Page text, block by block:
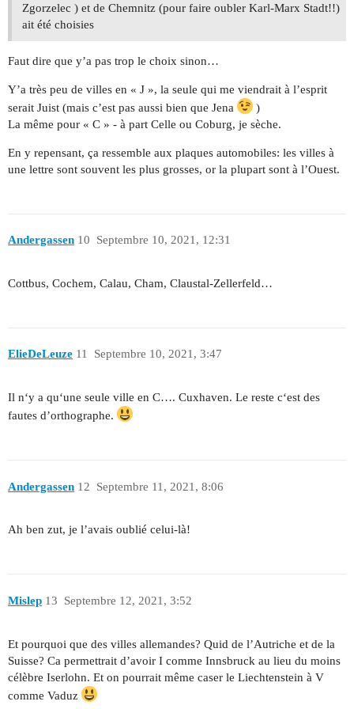
Zgorzelec ) et de Chemnitz (pour faire oubler Karl-Marx Stadt!!)
ait été choisies
Faut dire que y’a pas trop le choix sinon…
Y’a très peu de villes en « J », la seule qui me viendrait à l’esprit
serait Juist (mais c’est pas aussi bien que Jena
)
La même pour « C » - à part Celle ou Coburg, je sèche.
En y repensant, ça ressemble aux plaques automobiles: les villes à
une lettre sont souvent les plus grosses, or la plupart sont à l’Ouest.
Andergassen Septembre 10, 2021, 12:31
10
Cottbus, Cochem, Calau, Cham, Claustal-Zellerfeld…
ElieDeLeuze Septembre 10, 2021, 3:47
11
Il n‘y a qu‘une seule ville en C…. Cuxhaven. Le reste c‘est des
fautes d’orthographe.
Andergassen Septembre 11, 2021, 8:06
12
Ah ben zut, je l’avais oublié celui-là!
Mislep Septembre 12, 2021, 3:52
13
Et pourquoi que des villes allemandes? Quid de l’Autriche et de la
Suisse? Ca permettrait d’avoir I comme Innsbruck au lieu du moins
célèbre Iserlohn. Et on pourrait même caser le Liechtenstein à V
comme Vaduz